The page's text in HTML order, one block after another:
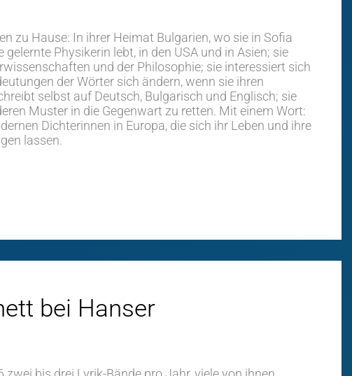
zu Hause: In ihrer Heimat Bulgarien, wo sie in Sofia
Physikerin lebt, in den USA und in Asien; sie
und der Philosophie; sie interessiert sich
der Wörter sich ändern, wenn sie ihren
selbst auf Deutsch, Bulgarisch und Englisch; sie
Muster in die Gegenwart zu retten. Mit einem Wort:
Dichterinnen in Europa, die sich ihr Leben und ihre
lassen.
bei Hanser